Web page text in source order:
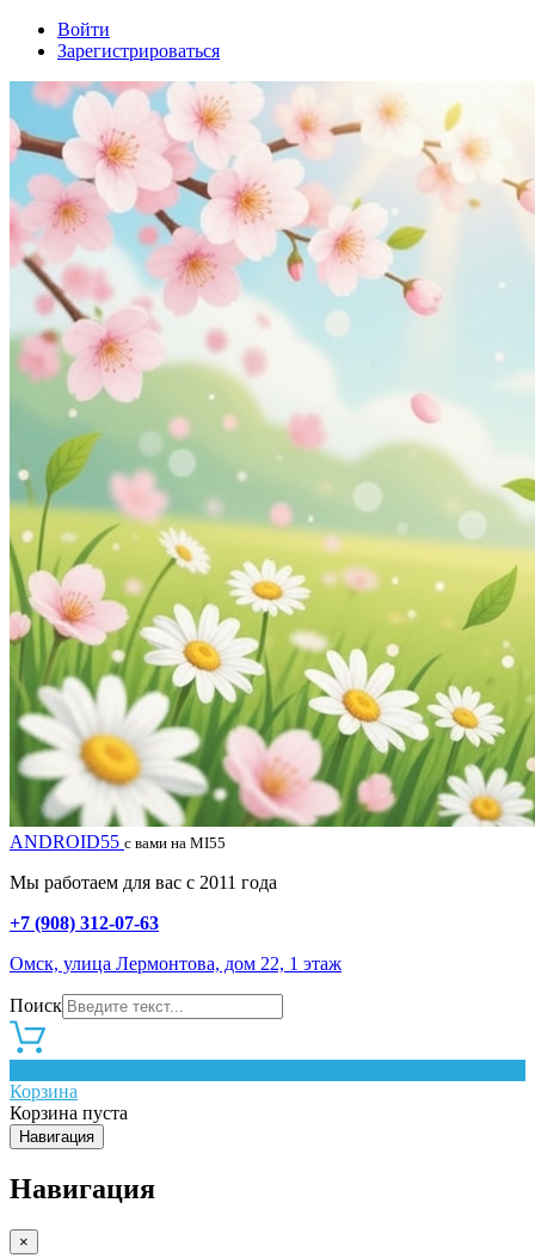
Войти
Зарегистрироваться
ANDROID55 с вами на MI55
Мы работаем для вас с 2011 года
+7 (908) 312-07-63
Омск, улица Лермонтова, дом 22, 1 этаж
Поиск
Корзина
Корзина пуста
Навигация
Навигация
×